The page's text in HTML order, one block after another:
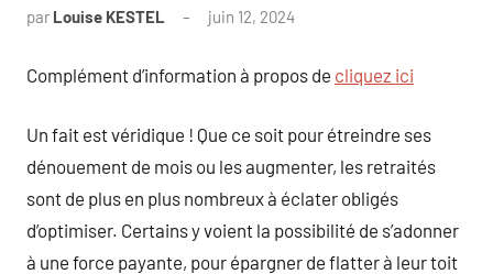
par Louise KESTEL juin 12, 2024
Complément d’information à propos de cliquez ici
Un fait est véridique ! Que ce soit pour étreindre ses
dénouement de mois ou les augmenter, les retraités
sont de plus en plus nombreux à éclater obligés
d’optimiser. Certains y voient la possibilité de s’adonner
à une force payante, pour épargner de flatter à leur toit